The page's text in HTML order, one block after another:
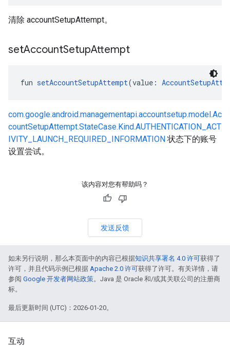
清除 accountSetupAttempt。
setAccountSetupAttempt
fun setAccountSetupAttempt(value:
com.google.android.managementapi.accountsetup.model.Ac
countSetupAttempt.StateCase.Kind.AUTHENTICATION_ACT
IVITY_LAUNCH_REQUIRED_INFORMATION 状态下的账号
设置尝试。
该内容对您有帮助吗？
发送反馈
如未另行说明，那么本页面中的内容已根据知识共享署名 4.0 许可获得了
许可，并且代码示例已根据 Apache 2.0 许可获得了许可。有关详情，请
参阅 Google 开发者网站政策。Java 是 Oracle 和/或其关联公司的注册商
标。
最后更新时间 (UTC)：2026-01-20。
互动